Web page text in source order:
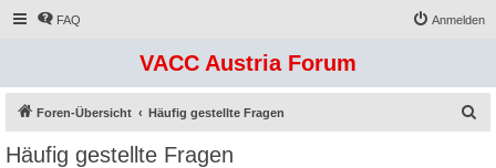
FAQ Anmelden
VACC Austria Forum
Foren-Übersicht Häufig gestellte Fragen
Häufig gestellte Fragen